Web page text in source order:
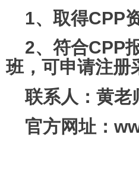
1、取得CPP
2、符合CPP
班，可申请注册
联系人： 黄老
官方网址：